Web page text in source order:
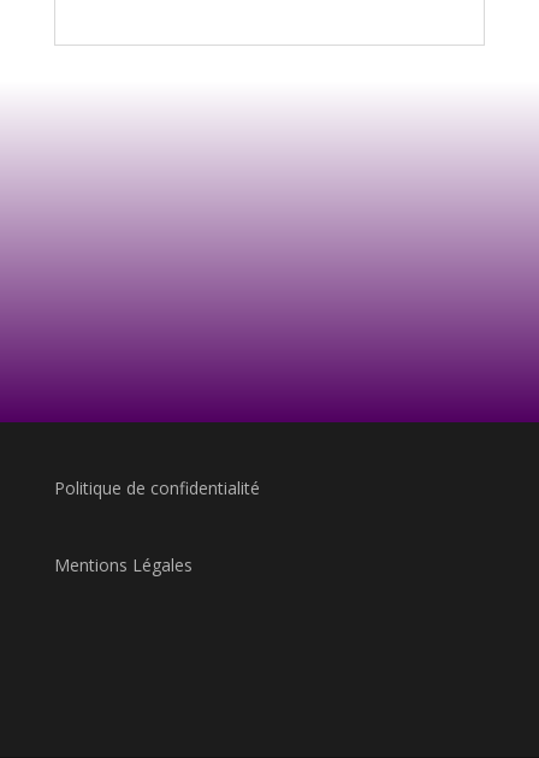
Politique de confidentialité
Mentions Légales